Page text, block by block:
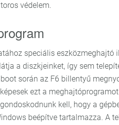
védelem.
speciális
a diszkjeinket, így sem
során az F6 billentyű
ezt a
kell, hogy a
beépítve tartalmazza. A